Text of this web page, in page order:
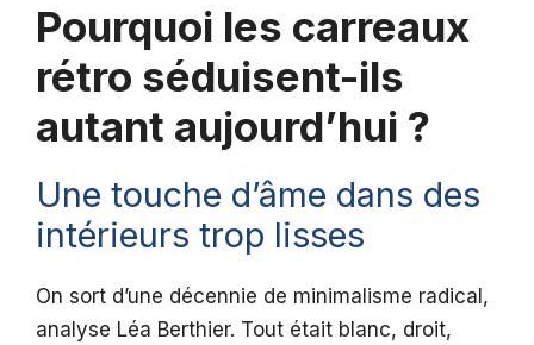
Pourquoi les carreaux
rétro séduisent-ils
autant aujourd’hui ?
Une touche d’âme dans des
intérieurs trop lisses
On sort d’une décennie de minimalisme radical,
analyse Léa Berthier. Tout était blanc, droit,